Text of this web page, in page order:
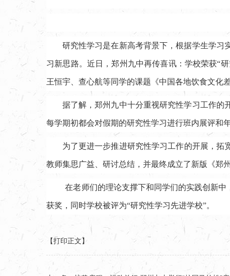
研究性学习是在新高考背景下，根据学生学习
习新思路。近日，郑州九中再传喜讯：学校荣获“
王恒宇、查心航等同学的课题《中国各地饮食文化
据了解，郑州九中十分重视研究性学习工作的
每学期初都会对假期的研究性学习进行班内展评和
为了更进一步推进研究性学习工作的开展，拓
教师集思广益、研讨总结，并最终成立了新版《郑
在老师们的理论支撑下和同学们的实践创新
获奖，同时学校被评为“研究性学习先进学校”。
【打印正文】